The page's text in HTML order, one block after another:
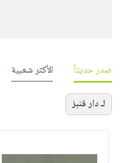
صدر حديثاً الأكثر شعبية
لـ دار قنبز